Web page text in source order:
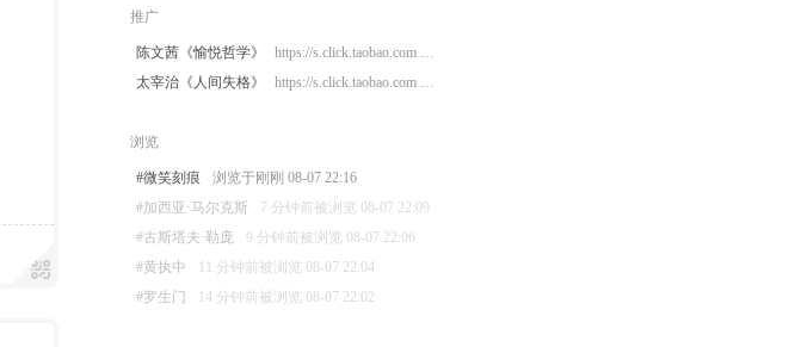
推广
陈文茜《愉悦哲学》
https://s.click.taobao.com …
太宰治《人间失格》
https://s.click.taobao.com …
浏览
#微笑刻痕
浏览于刚刚 08-07 22:16
#加西亚·马尔克斯
7 分钟前被浏览 08-07 22:09
#古斯塔夫·勒庞
9 分钟前被浏览 08-07 22:06
#黄执中
11 分钟前被浏览 08-07 22:04
#罗生门
14 分钟前被浏览 08-07 22:02